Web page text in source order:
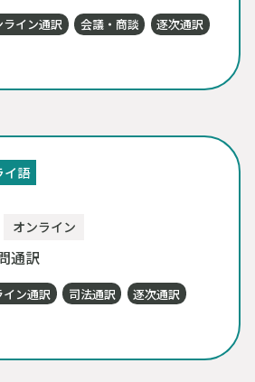
ライン通訳 会議・商談 逐次通訳
イ語
オンライン
通訳
イン通訳 司法通訳 逐次通訳